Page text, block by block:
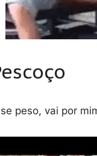
peso, vai por